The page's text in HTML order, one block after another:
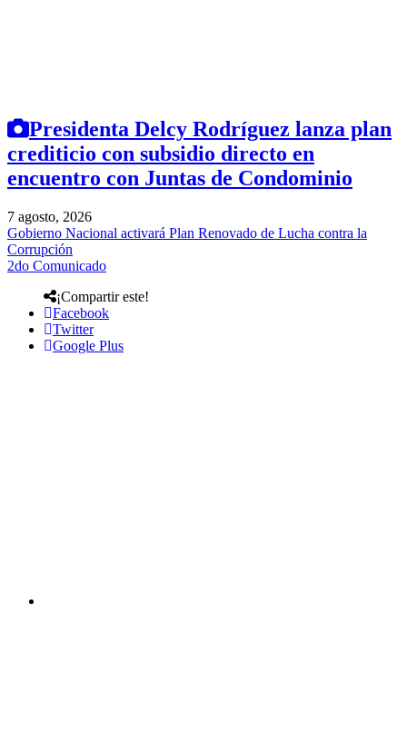
Presidenta Delcy Rodríguez lanza plan
crediticio con subsidio directo en
encuentro con Juntas de Condominio
7 agosto, 2026
Gobierno Nacional activará Plan Renovado de Lucha contra la
Corrupción
2do Comunicado
¡Compartir este!
Facebook
Twitter
Google Plus